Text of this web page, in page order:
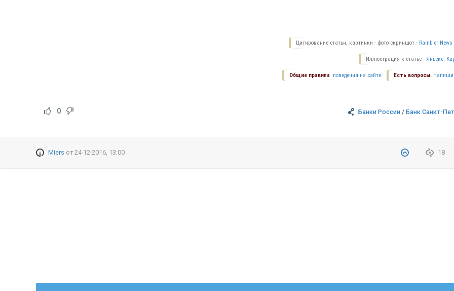
Цитирование статьи, картинки - фото скриншот - Rambler News
Иллюстрация к статье - Яндекс.
Есть вопросы.
Общие правила поведения на сайте.
Банки России /Банк Санкт-
0
18
Miers от 24-12-2016, 13:00